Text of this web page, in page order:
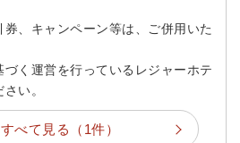
券、キャンペーン等は、ご併用いた
づく運営を行っているレジャーホテ
い。
べて見る（1件）